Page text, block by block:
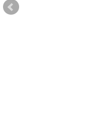
【LEAFⅡ】防火防災
訓練を実施いたしまし